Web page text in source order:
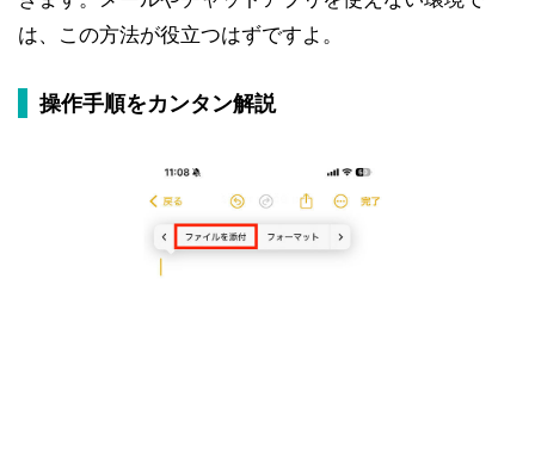
は、この方法が役立つはずですよ。
操作手順をカンタン解説